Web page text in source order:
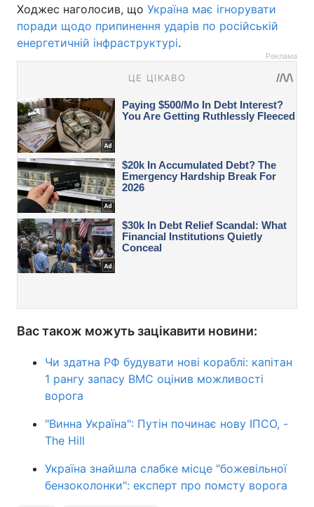
Ходжес наголосив, що Україна має ігнорувати
поради щодо припинення ударів по російській
енергетичній інфраструктурі.
Реклама
Вас також можуть зацікавити новини:
Чи здатна РФ будувати нові кораблі: капітан
1 рангу запасу ВМС оцінив можливості
ворога
"Винна Україна": Путін починає нову ІПСО, -
The Hill
Україна знайшла слабке місце "божевільної
бензоколонки": експерт про помсту ворога